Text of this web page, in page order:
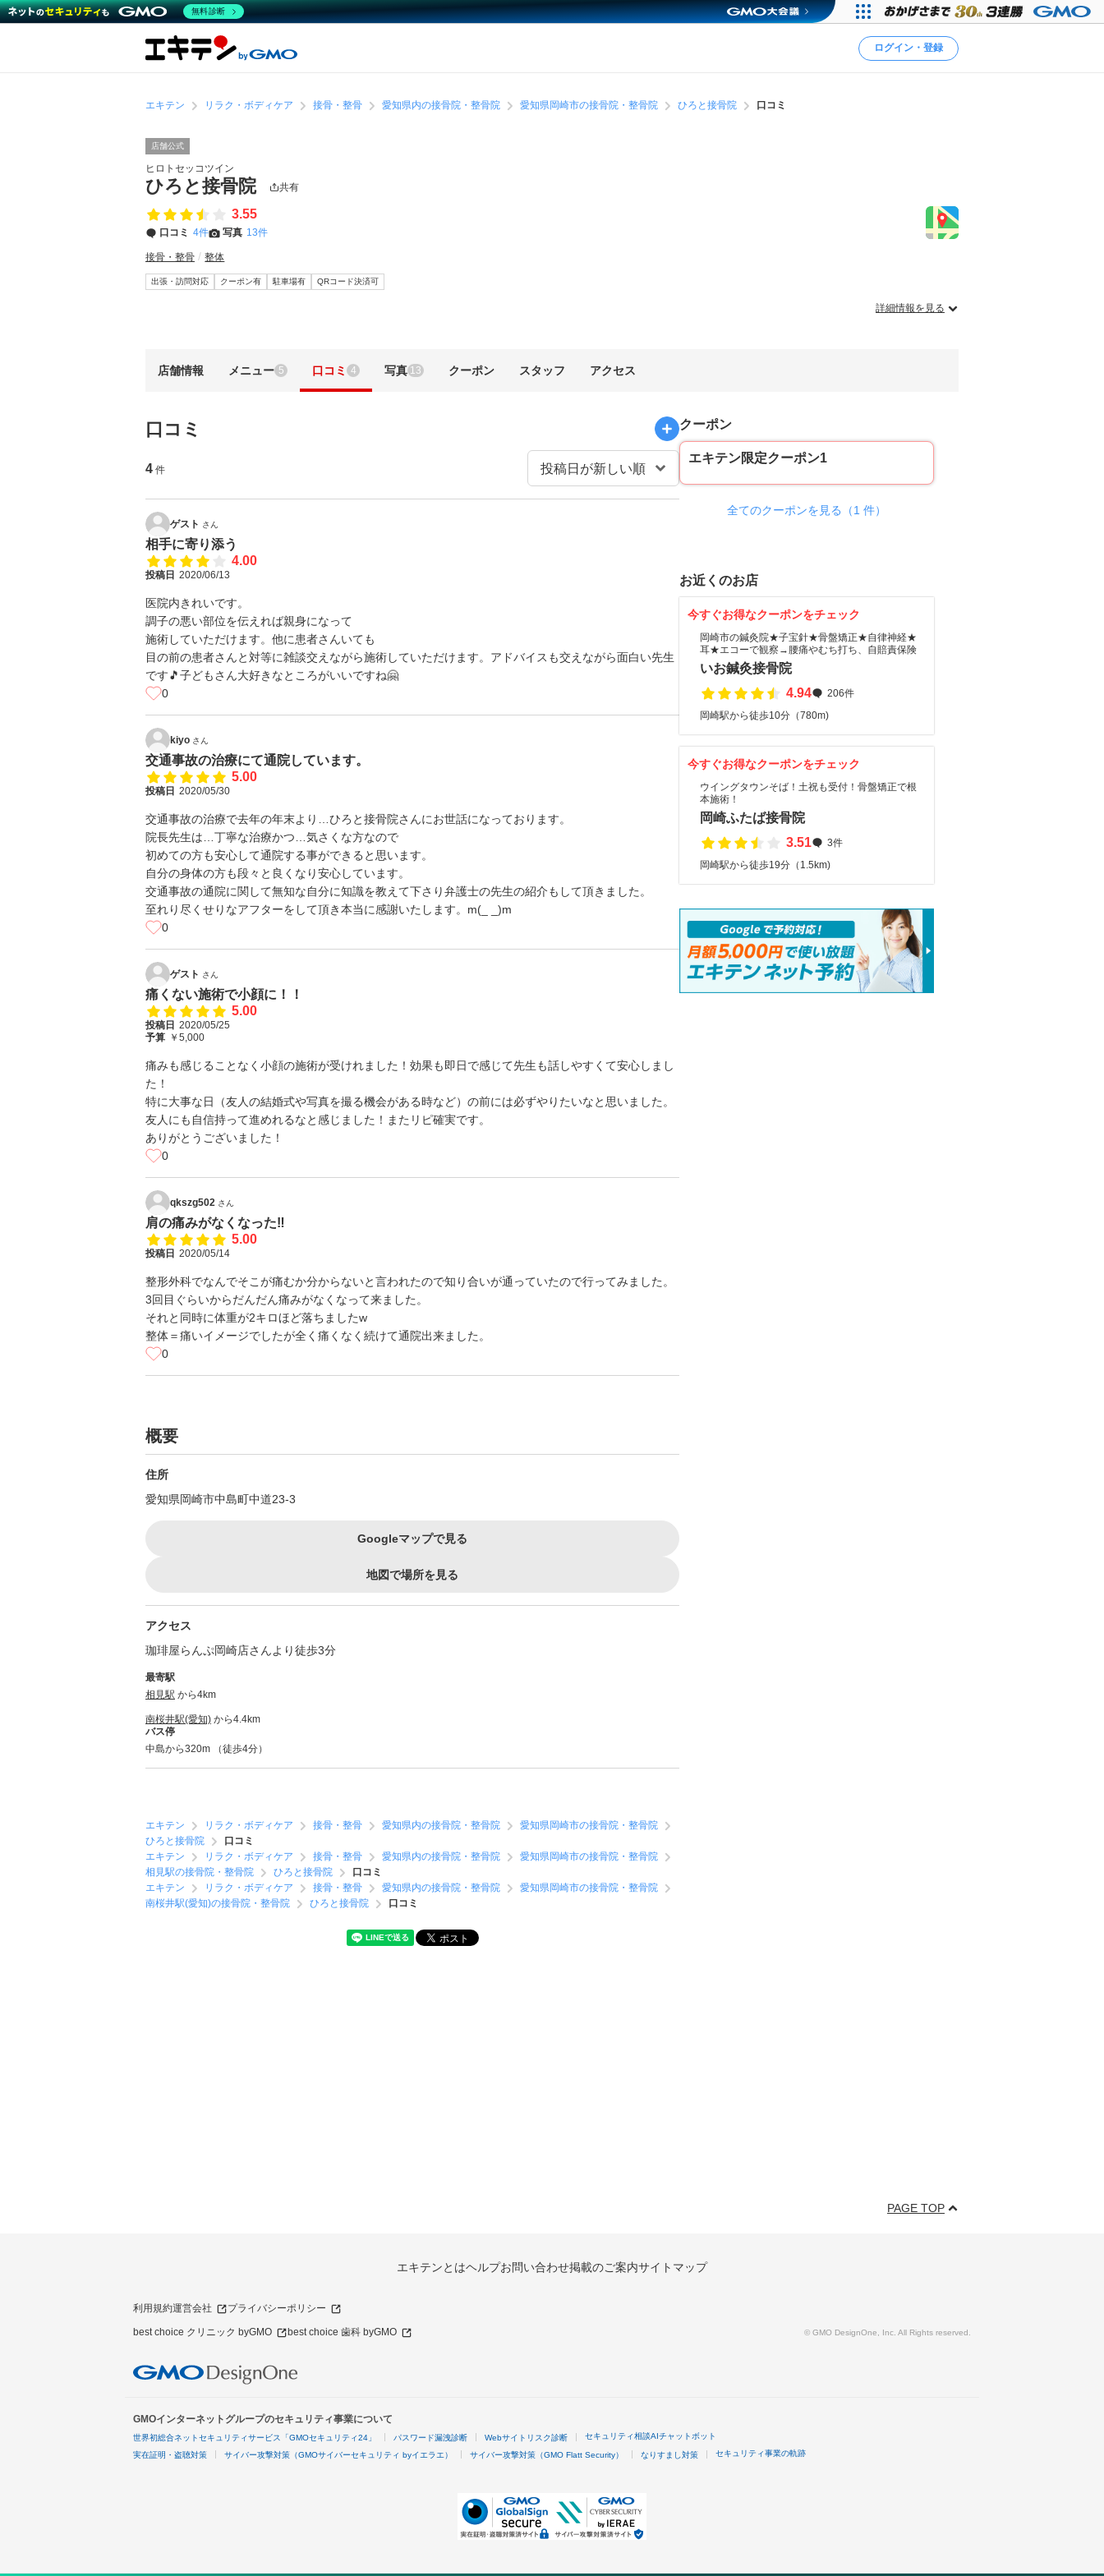
ログイン・登録
エキテン リラク・ボディケア 接骨・整骨 愛知県内の接骨院・整骨院 愛知県岡崎市の接骨院・整骨院 ひろと接骨院 口コミ
店舗公式
ヒロトセッコツイン
ひろと接骨院 共有
3.55
口コミ 4件 写真 13件
接骨・整骨 整体
出張・訪問対応 クーポン有 駐車場有 QRコード決済可
詳細情報を見る
店舗情報 メニュー 5 口コミ 4 写真 13 クーポン スタッフ アクセス
口コミ
4 件
ゲスト さん
相手に寄り添う
4.00
投稿日 2020/06/13
医院内きれいです。
調子の悪い部位を伝えれば親身になって
施術していただけます。他に患者さんいても
目の前の患者さんと対等に雑談交えながら施術していただけます。アドバイスも交えながら面白い先生
です🎵子どもさん大好きなところがいいですね🤗
0
kiyo さん
交通事故の治療にて通院しています。
5.00
投稿日 2020/05/30
交通事故の治療で去年の年末より…ひろと接骨院さんにお世話になっております。
院長先生は…丁寧な治療かつ…気さくな方なので
初めての方も安心して通院する事ができると思います。
自分の身体の方も段々と良くなり安心しています。
交通事故の通院に関して無知な自分に知識を教えて下さり弁護士の先生の紹介もして頂きました。
至れり尽くせりなアフターをして頂き本当に感謝いたします。m(_ _)m
0
ゲスト さん
痛くない施術で小顔に！！
5.00
投稿日 2020/05/25
予算 ￥5,000
痛みも感じることなく小顔の施術が受けれました！効果も即日で感じて先生も話しやすくて安心しまし
た！
特に大事な日（友人の結婚式や写真を撮る機会がある時など）の前には必ずやりたいなと思いました。
友人にも自信持って進めれるなと感じました！またリピ確実です。
ありがとうございました！
0
qkszg502 さん
肩の痛みがなくなった‼︎
5.00
投稿日 2020/05/14
整形外科でなんでそこが痛むか分からないと言われたので知り合いが通っていたので行ってみました。
3回目ぐらいからだんだん痛みがなくなって来ました。
それと同時に体重が2キロほど落ちましたw
整体＝痛いイメージでしたが全く痛くなく続けて通院出来ました。
0
概要
住所
愛知県岡崎市中島町中道23-3
Googleマップで見る
地図で場所を見る
アクセス
珈琲屋らんぷ岡崎店さんより徒歩3分
最寄駅
相見駅 から4km
南桜井駅(愛知) から4.4km
バス停
中島から320m （徒歩4分）
エキテン リラク・ボディケア 接骨・整骨 愛知県内の接骨院・整骨院
愛知県岡崎市の接骨院・整骨院
ひろと接骨院
口コミ
エキテン
リラク・ボディケア 接骨・整骨 愛知県内の接骨院・整骨院
愛知県岡崎市の接骨院・整骨院
相見駅の接骨院・整骨院
ひろと接骨院
口コミ
エキテン
リラク・ボディケア 接骨・整骨 愛知県内の接骨院・整骨院
愛知県岡崎市の接骨院・整骨院
南桜井駅(愛知)の接骨院・整骨院
ひろと接骨院 口コミ
クーポン
エキテン限定クーポン1
全てのクーポンを見る（1 件）
お近くのお店
今すぐお得なクーポンをチェック
岡崎市の鍼灸院★子宝針★骨盤矯正★自律神経★
耳★エコーで観察→腰痛やむち打ち、自賠責保険
いお鍼灸接骨院
4.94
206件
岡崎駅から徒歩10分（780m)
今すぐお得なクーポンをチェック
ウイングタウンそば！土祝も受付！骨盤矯正で根
本施術！
岡崎ふたば接骨院
3.51
3件
岡崎駅から徒歩19分（1.5km)
PAGE TOP
エキテンとはヘルプお問い合わせ掲載のご案内サイトマップ
利用規約運営会社 プライバシーポリシー
best choice クリニック byGMO best choice 歯科 byGMO © GMO DesignOne, Inc. All Rights reserved.
GMOインターネットグループのセキュリティ事業について
世界初総合ネットセキュリティサービス「GMOセキュリティ24」 パスワード漏洩診断 Webサイトリスク診断 セキュリティ相談AIチャットボット
実在証明・盗聴対策 サイバー攻撃対策（GMOサイバーセキュリティ byイエラエ） サイバー攻撃対策（GMO Flatt Security） なりすまし対策 セキュリティ事業の軌跡
無料診断